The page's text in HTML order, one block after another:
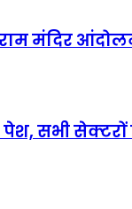
मंदिर
सभी